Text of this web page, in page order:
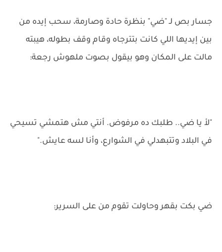
جسار بص لـ "ضي" بنظرة حادة وصارمة، سحب إيده من
بين إيديها اللي كانت بتترجاه وقام وقف بطوله، هيبته
مالت على المكان وهو بيقول بصوت ملهوش رجعة:
"لأ يا ضي.. طلبك ده مرفوض. أنتي مش هتمشي تسيحي
في البلاد وتتبهدلي في الشوارع، وأنا لسه عايش."
ضي بكت بقهر وحاولت تقوم من على السرير: